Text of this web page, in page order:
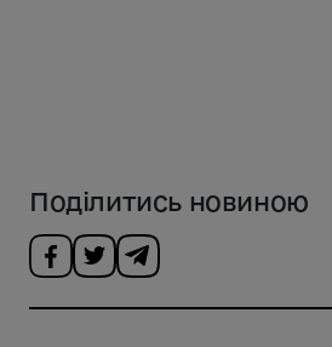
Поділитись новиною